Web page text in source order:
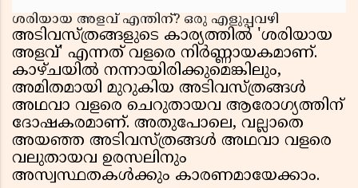
ശരിയായ അളവ് എന്തിന്? ഒരു എളുപ്പവഴി
അടിവസ്ത്രങ്ങളുടെ കാര്യത്തിൽ 'ശരിയായ
അളവ്' എന്നത് വളരെ നിർണ്ണായകമാണ്.
കാഴ്ചയിൽ നന്നായിരിക്കുമെങ്കിലും,
അമിതമായി മുറുകിയ അടിവസ്ത്രങ്ങൾ
അഥവാ വളരെ ചെറുതായവ ആരോഗ്യത്തിന്
ദോഷകരമാണ്. അതുപോലെ, വല്ലാതെ
അയഞ്ഞ അടിവസ്ത്രങ്ങൾ അഥവാ വളരെ
വലുതായവ ഉരസലിനും
അസ്വസ്ഥതകൾക്കും കാരണമായേക്കാം.